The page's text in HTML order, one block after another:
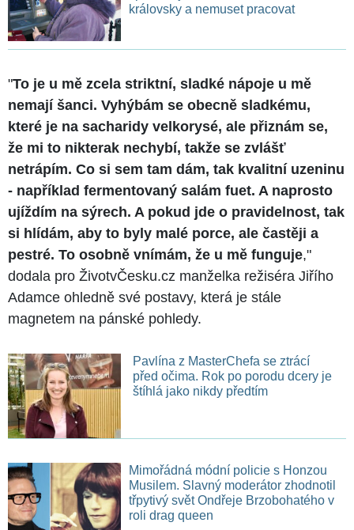
královsky a nemuset pracovat
"To je u mě zcela striktní, sladké nápoje u mě
nemají šanci. Vyhýbám se obecně sladkému,
které je na sacharidy velkorysé, ale přiznám se,
že mi to nikterak nechybí, takže se zvlášť
netrápím. Co si sem tam dám, tak kvalitní uzeninu
- například fermentovaný salám fuet. A naprosto
ujíždím na sýrech. A pokud jde o pravidelnost, tak
si hlídám, aby to byly malé porce, ale častěji a
pestré. To osobně vnímám, že u mě funguje,"
dodala pro ŽivotvČesku.cz manželka režiséra Jiřího
Adamce ohledně své postavy, která je stále
magnetem na pánské pohledy.
Pavlína z MasterChefa se ztrácí
před očima. Rok po porodu dcery je
štíhlá jako nikdy předtím
Mimořádná módní policie s Honzou
Musilem. Slavný moderátor zhodnotil
třpytivý svět Ondřeje Brzobohatého v
roli drag queen